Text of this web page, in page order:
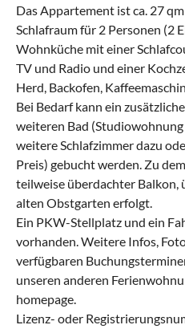
Das Appartement ist ca. 27
Schlafraum für 2 Personen (2
Wohnküche mit einer
TV und Radio und einer
Herd, Backofen,
Bei Bedarf kann ein
weiteren Bad
weitere Schlafzimmer dazu
Preis) gebucht werden. Zu
teilweise überdachter Balkon,
alten Obstgarten erfolgt.
Ein PKW-Stellplatz und ein
vorhanden. Weitere Infos,
verfügbaren
unseren anderen
homepage.
Lizenz- oder